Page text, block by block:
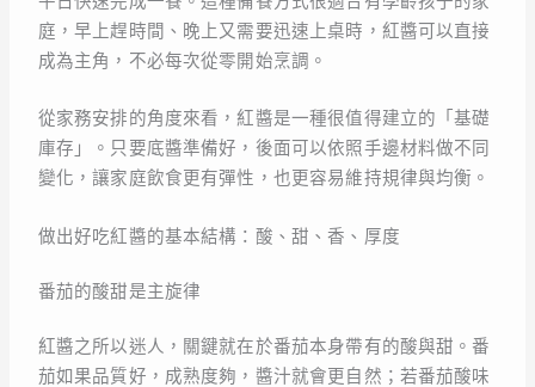
庭，早上趕時間、晚上又需要迅速上桌時，紅醬可以直接
成為主角，不必每次從零開始烹調。
從家務安排的角度來看，紅醬是一種很值得建立的「基礎
庫存」。只要底醬準備好，後面可以依照手邊材料做不同
變化，讓家庭飲食更有彈性，也更容易維持規律與均衡。
做出好吃紅醬的基本結構：酸、甜、香、厚度
番茄的酸甜是主旋律
紅醬之所以迷人，關鍵就在於番茄本身帶有的酸與甜。番
茄如果品質好，成熟度夠，醬汁就會更自然；若番茄酸味